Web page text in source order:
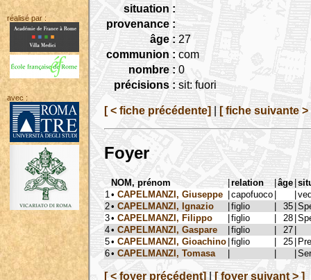
réalisé par :
avec :
situation :
provenance :
âge : 27
communion : com
nombre : 0
précisions : sit: fuori
[ < fiche précédente] [ fiche suivante >
Foyer
NOM, prénom |relation |âge |
1 • CAPELMANZI, Giuseppe |capofuoco | |
2• CAPELMANZI, Ignazio |figlio | 35 |
3• CAPELMANZI, Filippo |figlio | 28 |
4• CAPELMANZI, Gaspare |figlio | 27 |
5• CAPELMANZI, Gioachino |figlio | 25 |
6• CAPELMANZI, Tomasa | | |
[ < foyer précédent] [ foyer suivant > ]